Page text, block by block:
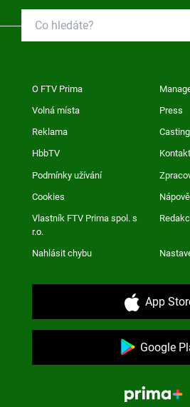
O FTV Prima
Volná místa Press
Reklama
HbbTV
Podmínky užívání
Cookies
Vlastník FTV Prima spol. s
r.o.
Nahlásit chybu
App
Google